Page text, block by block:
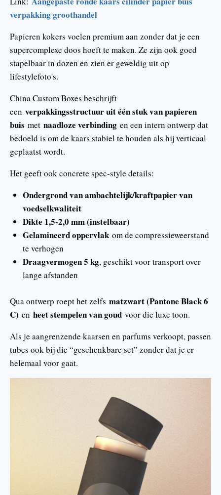
verpakking groothandel
Papieren kokers voelen premium aan zonder dat je een
supercomplexe doos hoeft te maken. Ze zijn ook goed
stapelbaar in dozen en zien er geweldig uit op
lifestylefoto's.
China Custom Boxes beschrijft
een verpakkingsstructuur uit één stuk van papieren
buis met naadloze verbinding en een intern ontwerp dat
bedoeld is om de kaars stabiel te houden als hij verticaal
geplaatst wordt.
Het geeft ook concrete spec-style details:
Ondergrond van ambachtelijk/kraftpapier van
voedselkwaliteit
Dikte 1,5-2,0 mm (instelbaar)
Gelamineerd oppervlakom de compressieweerstand
te verhogen
Draagvermogen 5 kg, geschikt voor transport over
lange afstanden
Qua ontwerp roept het zelfs matzwart (Pantone Black 6
C) en heet stempelen van goud voor die luxe toon.
Als je aangrenzende kaarsen en parfums verkoopt, passen
tubes ook bij die “geschenkbare set” zonder dat je er
helemaal voor gaat.